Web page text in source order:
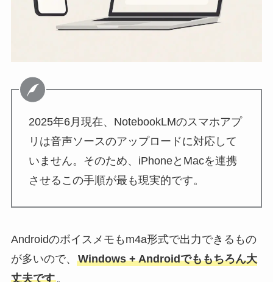
2025年6月現在、NotebookLMのスマホアプ
リは音声ソースのアップロードに対応して
いません。そのため、iPhoneとMacを連携
させるこの手順が最も現実的です。
Androidのボイスメモもm4a形式で出力できるもの
が多いので、 Windows + Androidでももちろん大
丈夫です。